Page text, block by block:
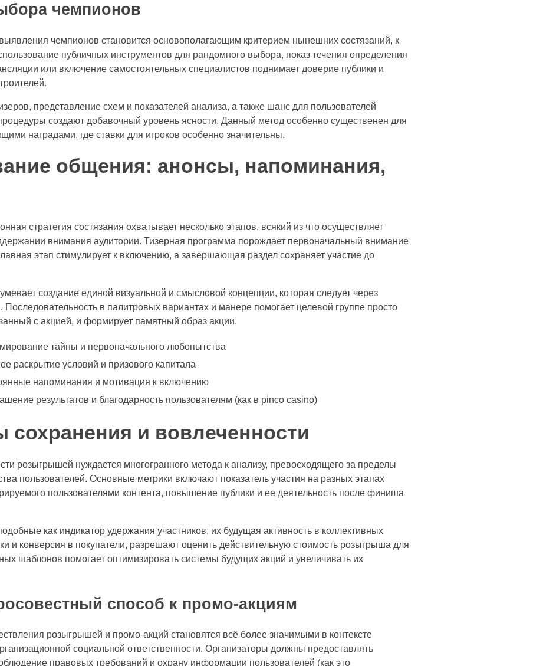
чемпионов
чемпионов становится основополагающим критерием нынешних состязаний, к
публичных инструментов для рандомного выбора, показ течения определения
или включение самостоятельных специалистов поднимает доверие публики и
представление схем и показателей анализа, а также шанс для пользователей
создают добавочный уровень ясности. Данный метод особенно существенен для
наградами, где ставки для игроков особенно значительны.
общения: анонсы, напоминания,
стратегия состязания охватывает несколько этапов, всякий из что осуществляет
внимания аудитории. Тизерная программа порождает первоначальный внимание
этап стимулирует к включению, а завершающая раздел сохраняет участие до
создание единой визуальной и смысловой концепции, которая следует через
Последовательность в палитровых вариантах и манере помогает целевой группе просто
с акцией, и формирует памятный образ акции.
тайны и первоначального любопытства
раскрытие условий и призового капитала
напоминания и мотивация к включению
результатов и благодарность пользователям (как в pinco casino)
сохранения и вовлеченности
розыгрышей нуждается многогранного метода к анализу, превосходящего за пределы
пользователей. Основные метрики включают показатель участия на разных этапах
пользователями контента, повышение публики и ее деятельность после финиша
как индикатор удержания участников, их будущая активность в коллективных
и конверсия в покупатели, разрешают оценить действительную стоимость розыгрыша для
шаблонов помогает оптимизировать системы будущих акций и увеличивать их
способ к промо-акциям
розыгрышей и промо-акций становятся всё более значимыми в контексте
социальной ответственности. Организаторы должны предоставлять
правовых требований и охрану информации пользователей (как это